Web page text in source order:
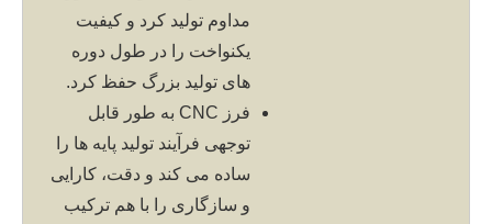
مداوم تولید کرد و کیفیت
یکنواخت را در طول دوره
های تولید بزرگ حفظ کرد.
فرز CNC به طور قابل
توجهی فرآیند تولید پایه ها را
ساده می کند و دقت، کارایی
و سازگاری را با هم ترکیب